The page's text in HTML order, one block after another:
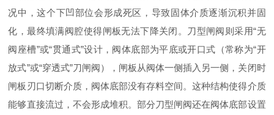
况中，这个下凹部位会形成死区，导致固体介质逐渐沉积并固
化，最终填满阀腔使得闸板无法下降关闭。刀型闸阀则采用“无
阀座槽”或“贯通式”设计，阀体底部为平底或开口式（常称为“开
放式”或“穿透式”刀闸阀），闸板从阀体一侧插入另一侧，关闭时
闸板刃口切断介质，阀体底部没有存料空间。这种结构使得介质
能够直接流过，不会形成堆积。部分刀型闸阀还在阀体底部设置